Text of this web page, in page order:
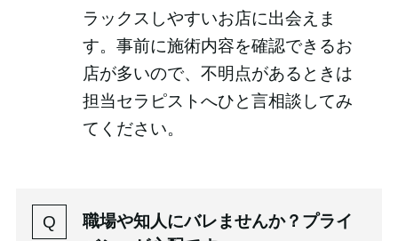
ラックスしやすいお店に出会えま
す。事前に施術内容を確認できるお
店が多いので、不明点があるときは
担当セラピストへひと言相談してみ
てください。
職場や知人にバレませんか？プライ